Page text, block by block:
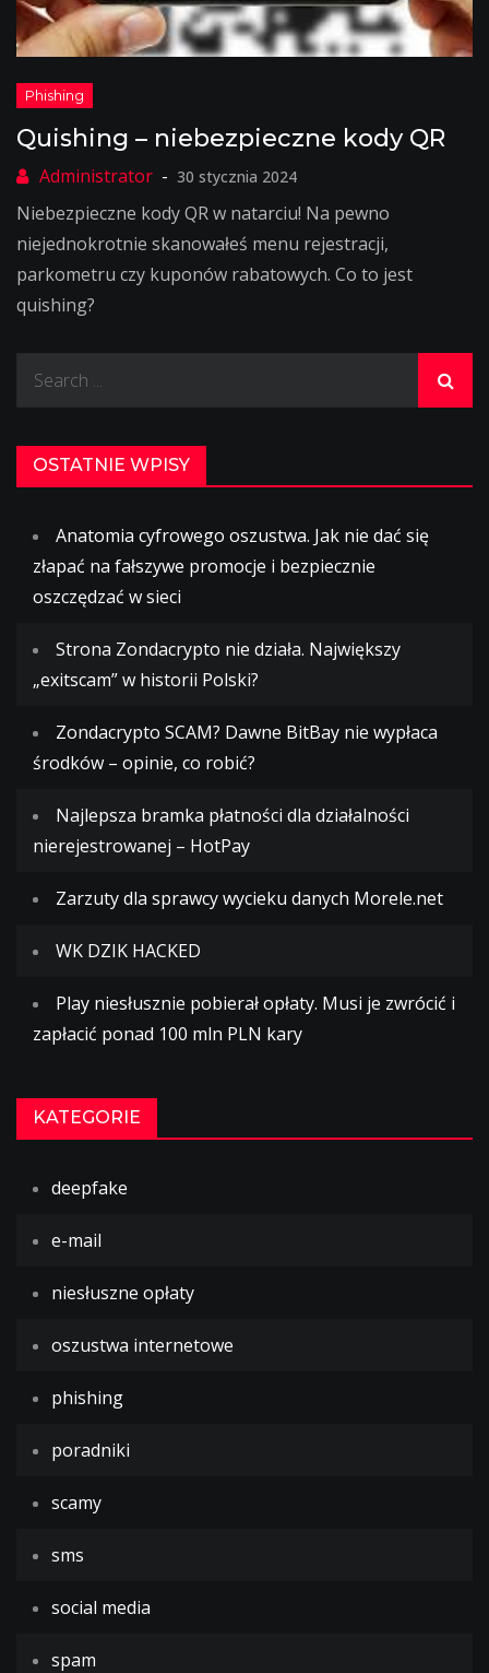
Quishing – niebezpieczne kody QR
30 stycznia 2024
Niebezpieczne kody QR w natarciu! Na pewno
niejednokrotnie skanowałeś menu rejestracji,
parkometru czy kuponów rabatowych. Co to jest
quishing?
OSTATNIE WPISY
Anatomia cyfrowego oszustwa. Jak nie dać się
złapać na fałszywe promocje i bezpiecznie
oszczędzać w sieci
Strona Zondacrypto nie działa. Największy
„exitscam” w historii Polski?
Zondacrypto SCAM? Dawne BitBay nie wypłaca
środków – opinie, co robić?
Najlepsza bramka płatności dla działalności
nierejestrowanej – HotPay
Zarzuty dla sprawcy wycieku danych Morele.net
WK DZIK HACKED
Play niesłusznie pobierał opłaty. Musi je zwrócić i
zapłacić ponad 100 mln PLN kary
KATEGORIE
deepfake
e-mail
niesłuszne opłaty
oszustwa internetowe
phishing
poradniki
scamy
sms
social media
spam